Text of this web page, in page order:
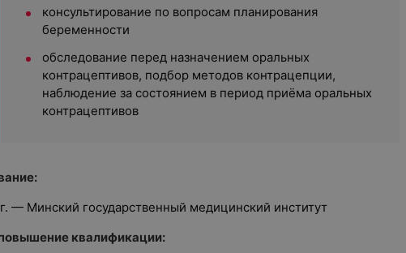
консультирование по вопросам планирования
беременности
обследование перед назначением оральных
контрацептивов, подбор методов контрацепции,
наблюдение за состоянием в период приёма оральных
контрацептивов
— Минский государственный медицинский институт
квалификации: